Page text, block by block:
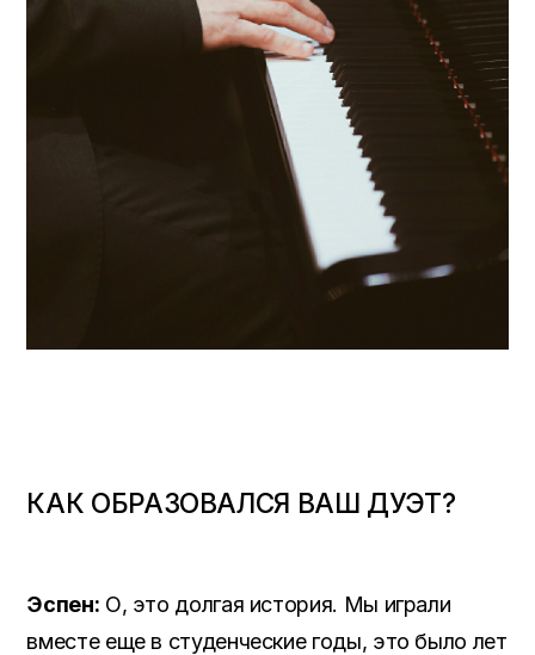
КАК ОБРАЗОВАЛСЯ ВАШ ДУЭТ?
Эспен: О, это долгая история. Мы играли
вместе еще в студенческие годы, это было лет